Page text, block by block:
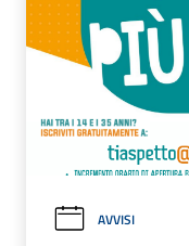
AVVISI